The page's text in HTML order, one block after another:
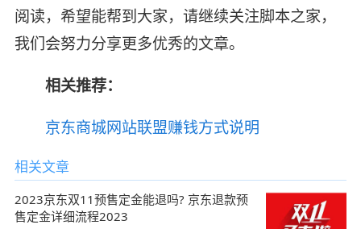
阅读，希望能帮到大家，请继续关注脚本之家，
我们会努力分享更多优秀的文章。
相关推荐：
京东商城网站联盟赚钱方式说明
相关文章
2023京东双11预售定金能退吗? 京东退款预
售定金详细流程2023